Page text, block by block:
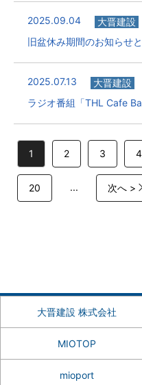
2025.09.04
大晋建設
旧盆休み期間のお知らせ
2025.07.13
大晋建設
ラジオ番組「THL Cafe
1 2 3 4
20 ... 次へ >
大晋建設 株式会社
MIOTOP
mioport